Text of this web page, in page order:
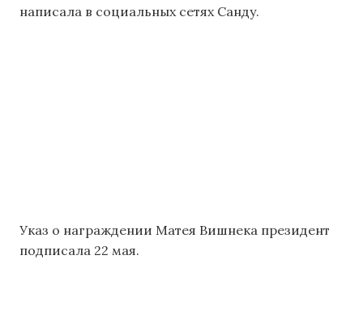
написала в социальных сетях Санду.
Указ о награждении Матея Вишнека президент
подписала 22 мая.